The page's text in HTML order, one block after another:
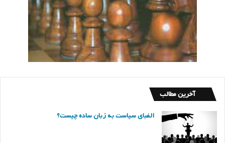
آخرین مطالب
الفبای سیاست به زبان ساده چیست؟